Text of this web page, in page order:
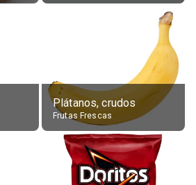
Plátanos, crudos
Frutas Frescas